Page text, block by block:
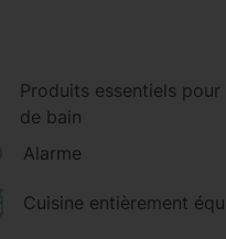
au métro et aux
Si vous aimez marcher,
la Plaza Catalunya
Produits essentiels pour
de bain
Alarme
Cuisine entièrement